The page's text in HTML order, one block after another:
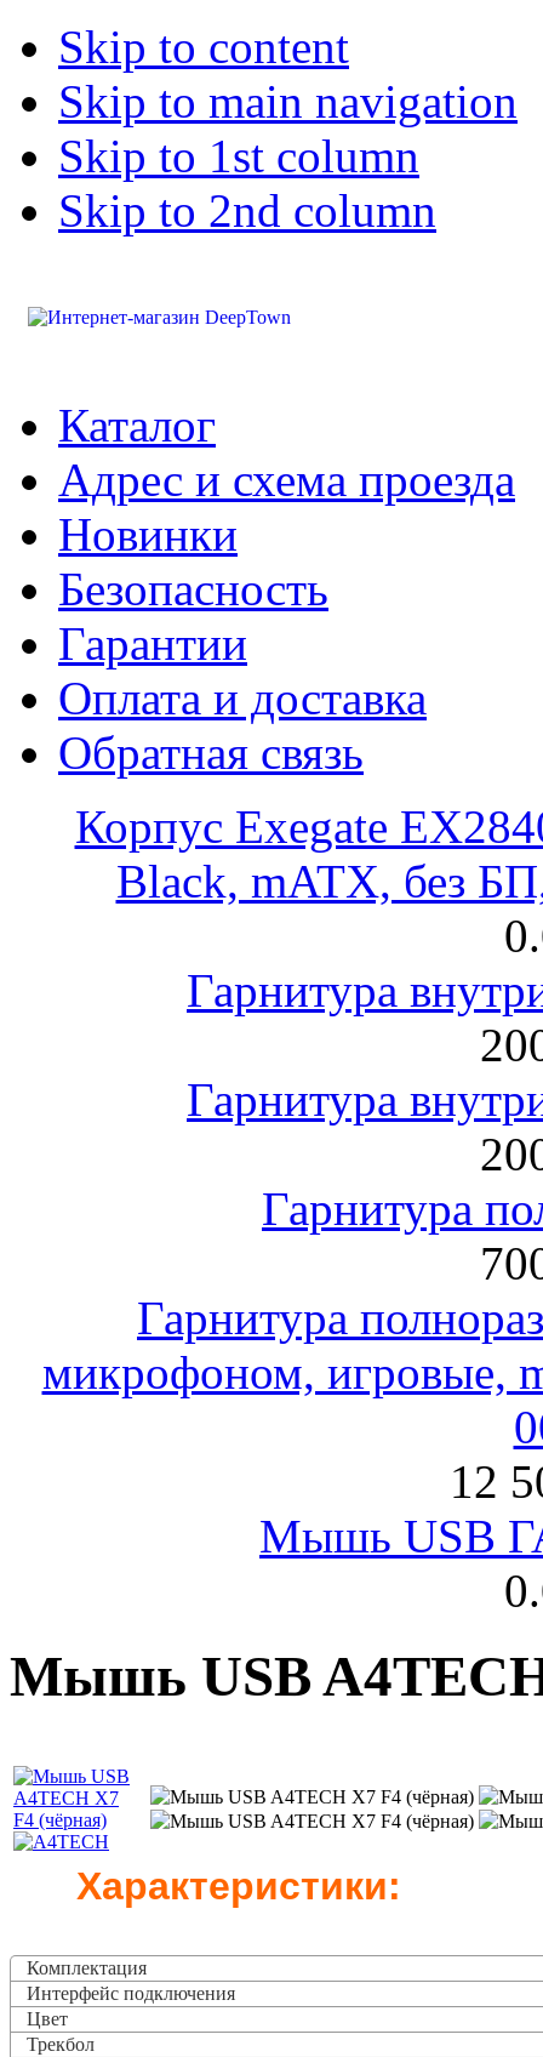
Skip to content
Skip to main navigation
Skip to 1st column
Skip to 2nd column
Каталог
Адрес и схема проезда
Новинки
Безопасность
Гарантии
Оплата и доставка
Обратная связь
Корпус Exegate
Black, mATX, без
Гарнитура
Гарнитура
Гарнитура
Гарнитура
микрофоном, игровые,
12
Мышь USB
Мышь USB
Характеристики:
Комплектация
Интерфейс подключения
Цвет
Трекбол